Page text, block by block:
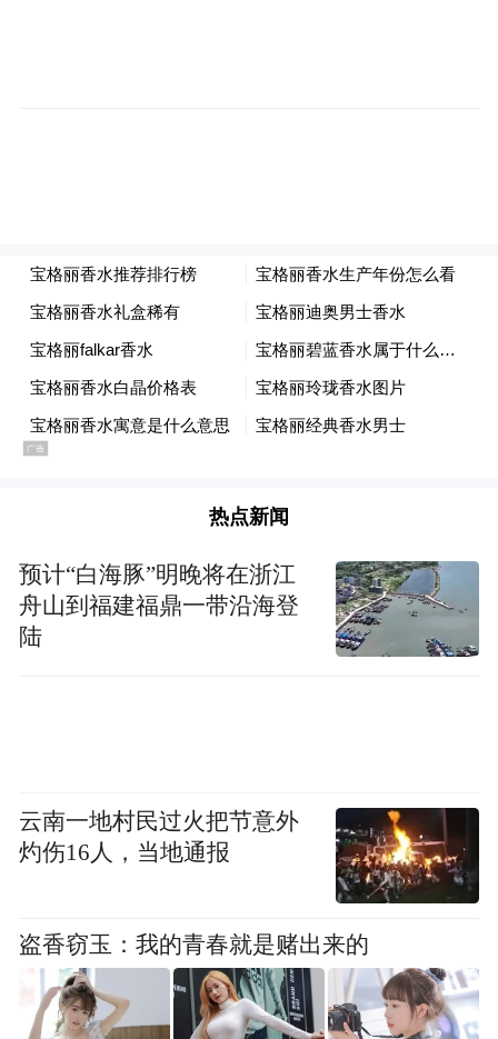
热点新闻
预计“白海豚”明晚将在浙江
舟山到福建福鼎一带沿海登
陆
云南一地村民过火把节意外
灼伤16人，当地通报
盗香窃玉：我的青春就是赌出来的